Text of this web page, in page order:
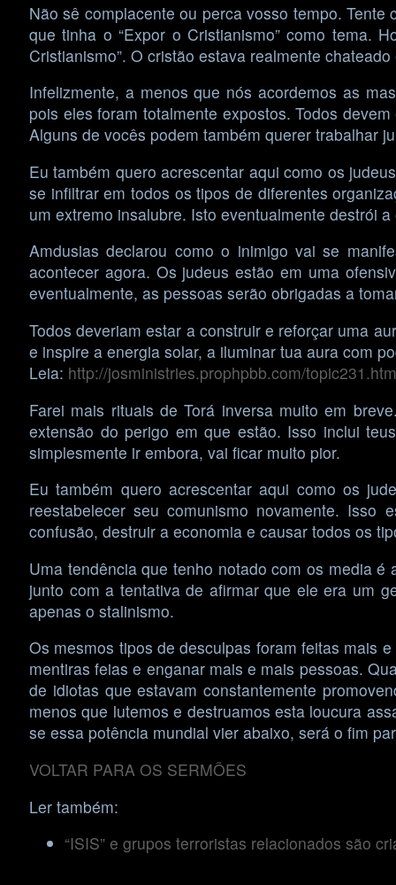
Não sê complacente ou perca vosso tempo.
que tinha o “Expor o Cristianismo” como tema.
Cristianismo”. O cristão estava realmente
Infelizmente, a menos que nós acordemos as
pois eles foram totalmente expostos. Todos
Alguns de vocês podem também querer trabalhar
Eu também quero acrescentar aqui como os
se infiltrar em todos os tipos de diferentes
um extremo insalubre. Isto eventualmente destrói
Amdusias declarou como o inimigo vai se
acontecer agora. Os judeus estão em uma
eventualmente, as pessoas serão obrigadas a
Todos deveriam estar a construir e reforçar uma
e inspire a energia solar, a iluminar tua aura com
Leia: http://josministries.prophpbb.com/
Farei mais rituais de Torá inversa muito em
extensão do perigo em que estão. Isso inclui
simplesmente ir embora, vai ficar muito pior.
Eu também quero acrescentar aqui como os
reestabelecer seu comunismo novamente.
confusão, destruir a economia e causar todos os
Uma tendência que tenho notado com os media
junto com a tentativa de afirmar que ele era um
apenas o stalinismo.
Os mesmos tipos de desculpas foram feitas mais
mentiras feias e enganar mais e mais pessoas.
de idiotas que estavam constantemente
menos que lutemos e destruamos esta loucura
se essa potência mundial vier abaixo, será o fim
VOLTAR PARA OS SERMÕES
Ler também:
“ISIS” e grupos terroristas relacionados são